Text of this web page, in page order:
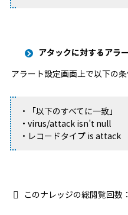
アタックに対するアラ
アラート設定画面上で以下の
・「以下のすべてに一致」
・virus/attack isn't null
・レコードタイプ is attack
このナレッジの総閲覧回数：